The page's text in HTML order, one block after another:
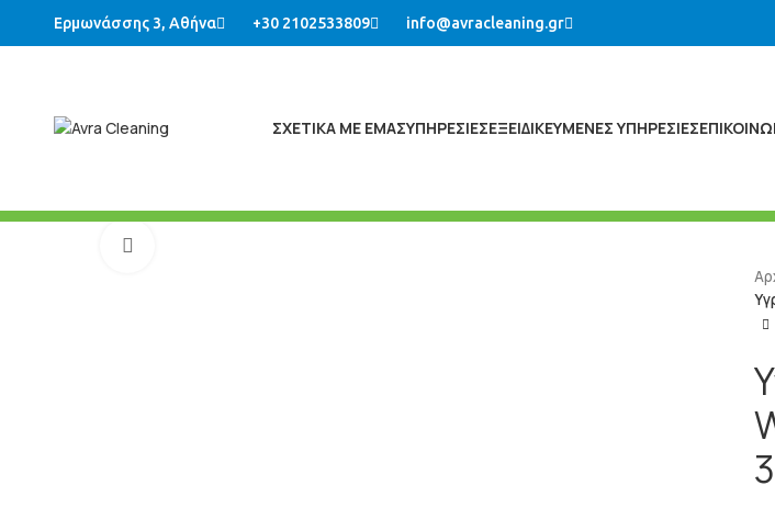
Ερμωνάσσης 3, Αθήνα +30 2102533809 info@avracleaning.gr
ΣΧΕΤΙΚΑ ΜΕ ΕΜΑΣΥΠΗΡΕΣΙΕΣΕΞΕΙΔΙΚΕΥΜΈΝΕΣ ΥΠΗΡΕΣΊΕΣ